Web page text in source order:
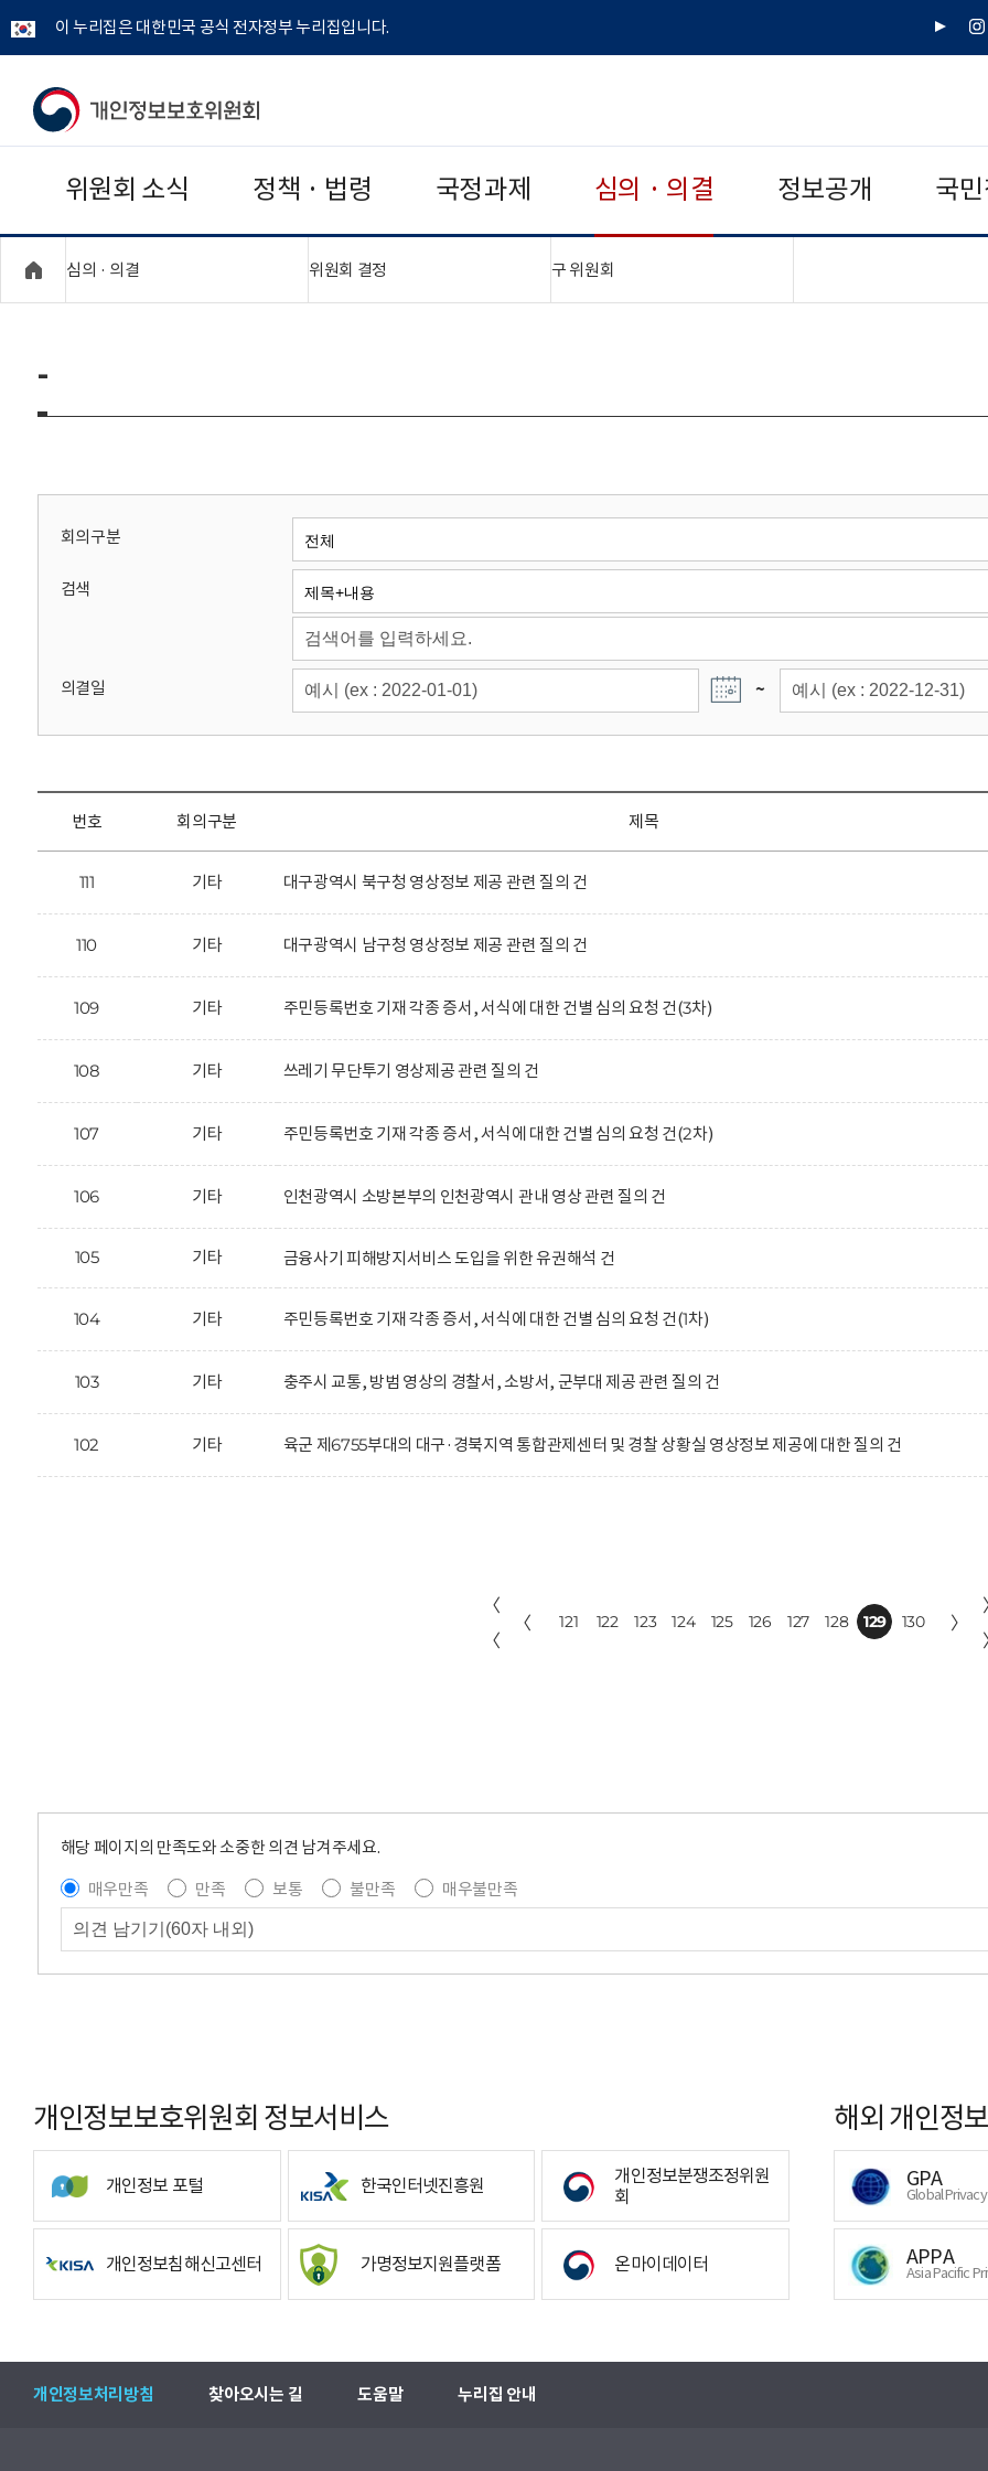
이 누리집은 대한민국 공식 전자정부 누리집입니다.
유
인
개
보
보
위
회
위원회 소식 정책 · 법령 국정과제 심의 · 의결 정보공개 국
심의 · 의결 위원회 결정 구 위원회
-
회의구분
검색
의결일 ~
번호 회의구분 제목
111 기타 대구광역시 북구청 영상정보 제공 관련 질의 건
110 기타 대구광역시 남구청 영상정보 제공 관련 질의 건
109 기타 주민등록번호 기재 각종 증서, 서식에 대한 건별 심의 요청 건(3차)
108 기타 쓰레기 무단투기 영상제공 관련 질의 건
107 기타 주민등록번호 기재 각종 증서, 서식에 대한 건별 심의 요청 건(2차)
106 기타 인천광역시 소방본부의 인천광역시 관내 영상 관련 질의 건
105 기타 금융사기 피해방지서비스 도입을 위한 유권해석 건
104 기타 주민등록번호 기재 각종 증서, 서식에 대한 건별 심의 요청 건(1차)
103 기타 충주시 교통, 방범 영상의 경찰서, 소방서, 군부대 제공 관련 질의 건
102 기타 육군 제6755부대의 대구·경북지역 통합관제센터 및 경찰 상황실 영상정보 제공에 대한 질의 건
〈
〈
〈 121 122 123 124 125 126 127 128 129 130 〉
해당 페이지의 만족도와 소중한 의견 남겨주세요.
매우만족
만족 보통 불만족
매우불만족
개인정보보호위원회 정보서비스
개인정보 포털 한국인터넷진흥원
개인정보분쟁조정위원
회
개인정보침해신고센터 가명정보지원플랫폼 온마이데이터
해외 개인정
GPA
Global
APPA
Asia Pacific
개인정보처리방침 찾아오시는 길 도움말 누리집 안내